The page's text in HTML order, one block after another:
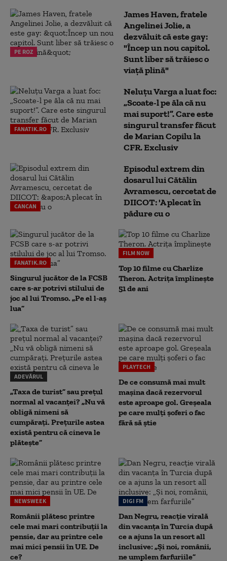
PE ROZ
James Haven, fratele
Angelinei Jolie, a
dezvăluit că este gay:
"Încep un nou capitol.
Sunt liber să trăiesc o
viață plină"
FANATIK.RO
Neluțu Varga a luat foc:
„Scoate-l pe ăla că nu
mai suport!”. Care este
singurul transfer făcut
de Marian Copilu la
CFR. Exclusiv
CANCAN
Episodul extrem din
dosarul lui Cătălin
Avramescu, cercetat de
DIICOT: 'A plecat în
pădure cu o
FANATIK.RO
Singurul jucător de la FCSB
care s-ar potrivi stilului de
joc al lui Tromso. „Pe el l-aș
lua”
FILM NOW
Top 10 filme cu Charlize
Theron. Actrița împlinește
51 de ani
ADEVĂRUL
„Taxa de turist” sau prețul
normal al vacanței? „Nu vă
obligă nimeni să
cumpărați. Prețurile astea
există pentru că cineva le
plătește”
PLAYTECH
De ce consumă mai mult
mașina dacă rezervorul
este aproape gol. Greșeala
pe care mulți șoferi o fac
fără să știe
NEWSWEEK
Românii plătesc printre
cele mai mari contribuții la
pensie, dar au printre cele
mai mici pensii în UE. De
ce?
DIGI FM
Dan Negru, reacție virală
din vacanța în Turcia după
ce a ajuns la un resort all
inclusive: „Și noi, românii,
ne umplem farfuriile”